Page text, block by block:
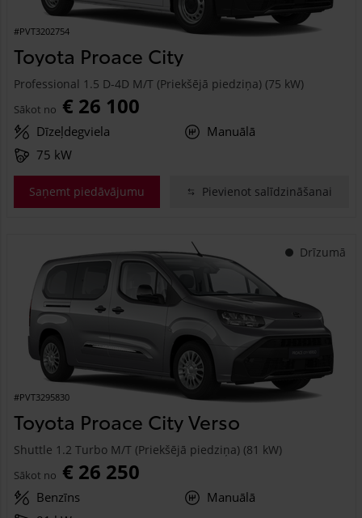
#PVT3202754
Toyota Proace City
Professional 1.5 D-4D M/T (Priekšējā piedziņa) (75 kW)
Sākot no € 26 100
Dīzeļdegviela
Manuālā
75 kW
Saņemt piedāvājumu Pievienot salīdzināšanai
Drīzumā
#PVT3295830
Toyota Proace City Verso
Shuttle 1.2 Turbo M/T (Priekšējā piedziņa) (81 kW)
Sākot no € 26 250
Benzīns
Manuālā